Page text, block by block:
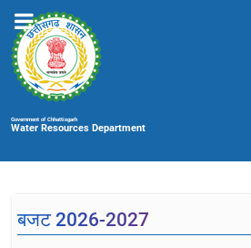
Government of Chhattisgarh
Water Resources Department
बजट 2026-2027